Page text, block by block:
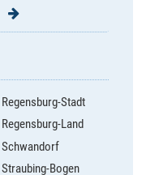
Landau- Pfarrverband
Landau- St. Johannes
Loiching
Mamming
Marklkofen
Regensburg-Stadt
Regensburg-Land
Schwandorf
Straubing-Bogen